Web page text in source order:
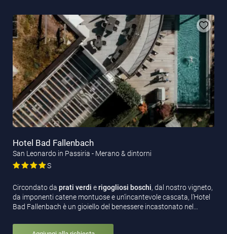
Hotel Bad Fallenbach
San Leonardo in Passiria - Merano & dintorni
S
Circondato da prati verdi erigogliosi boschi, dal nostro vigneto,
da imponenti catene montuose e un’incantevole cascata, l’Hotel
Bad Fallenbach è un gioiello del benessere incastonato nel…